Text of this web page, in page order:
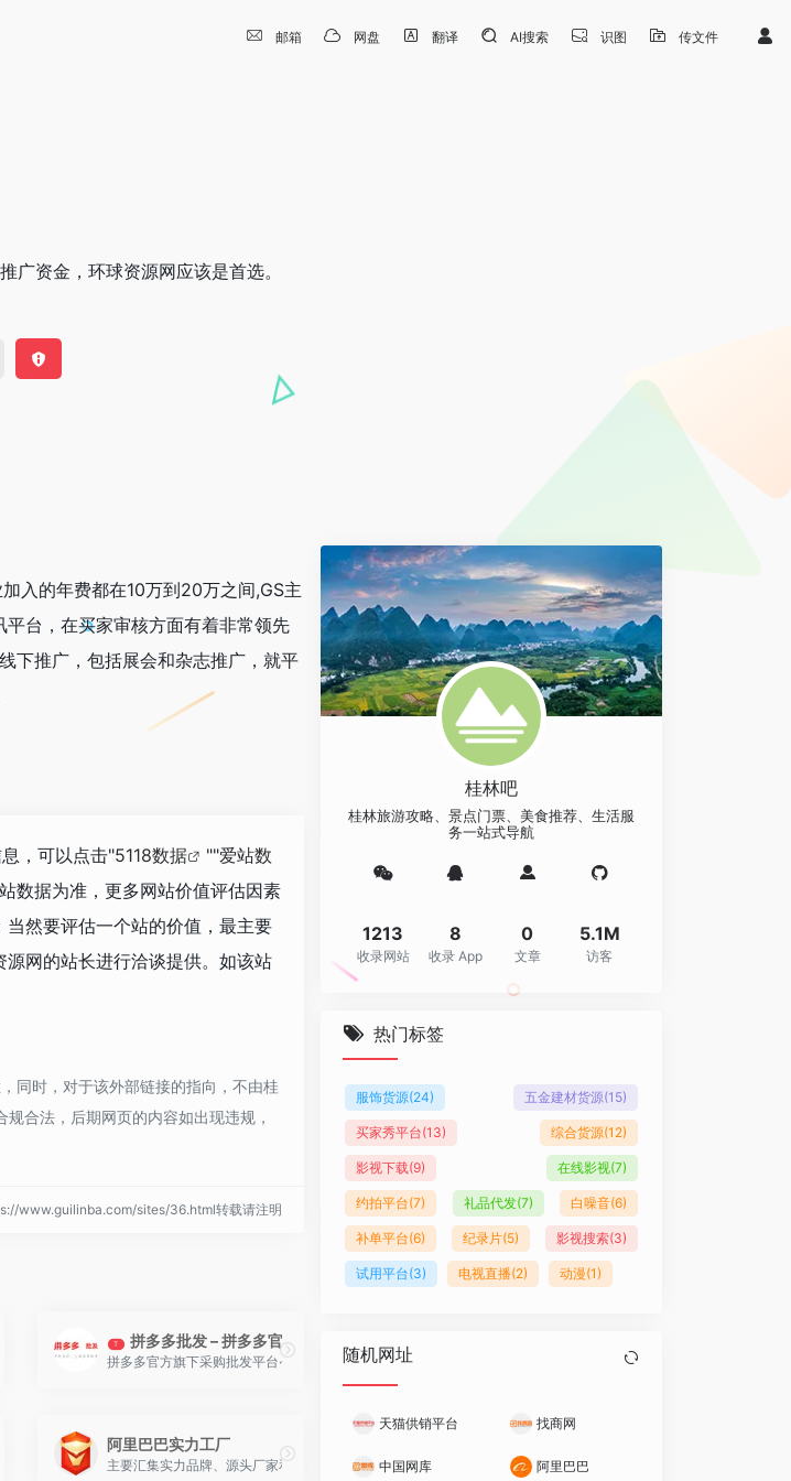
邮箱 网盘 翻译 AI搜索 识图 传文件
广资金，环球资源网应该是首选。
入的年费都在10万到20万之间,GS主
台，在买家审核方面有着非常领先
下推广，包括展会和杂志推广，就平
，可以点击"5118数据 ""爱站数
数据为准，更多网站价值评估因素
然要评估一个站的价值，最主要
网的站长进行洽谈提供。如该站
同时，对于该外部链接的指向，不由桂
合法，后期网页的内容如出现违规，
www.guilinba.com/sites/36.html转载请注明
近年来最受外贸行业关注的外贸B2B网站。
T 拼多多批发 – 拼多多官方采购批发平台
拼多多官方旗下采购批发平台~
Ritzel，2008年共有20+位员工。
优质的B2B网站，是中小企业老板推广的B2B平台，是百度爱采购官方合作平台。
阿里巴巴实力工厂
主要汇集实力品牌、源头厂家和品牌代理。这些商家不仅有比大市场会员更严格的入驻门槛，更经过国际权威认证机
桂林吧
桂林旅游攻略、景点门票、美食推荐、生活服
务一站式导航
1213
收录网站
8
收录 App
0
文章
5.1M
访客
热门标签
服饰货源(24) 五金建材货源(15)
买家秀平台(13) 综合货源(12)
影视下载(9) 在线影视(7)
约拍平台(7) 礼品代发(7) 白噪音(6)
补单平台(6) 纪录片(5) 影视搜索(3)
试用平台(3) 电视直播(2) 动漫(1)
随机网址
天猫供销平台 找商网
中国网库 阿里巴巴